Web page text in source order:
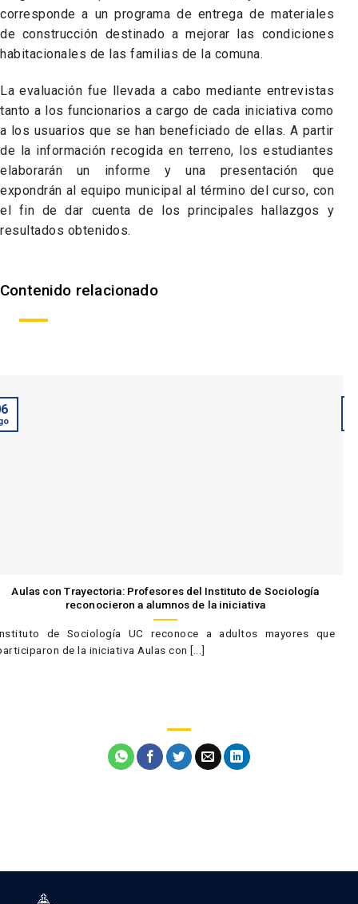
corresponde a un programa de entrega de materiales
de construcción destinado a mejorar las condiciones
habitacionales de las familias de la comuna.
La evaluación fue llevada a cabo mediante entrevistas
tanto a los funcionarios a cargo de cada iniciativa como
a los usuarios que se han beneficiado de ellas. A partir
de la información recogida en terreno, los estudiantes
elaborarán un informe y una presentación que
expondrán al equipo municipal al término del curso, con
el fin de dar cuenta de los principales hallazgos y
resultados obtenidos.
Contenido relacionado
Aulas con Trayectoria: Profesores del Instituto de Sociología
reconocieron a alumnos de la iniciativa
de Sociología UC reconoce a adultos mayores que
de la iniciativa Aulas con [...]